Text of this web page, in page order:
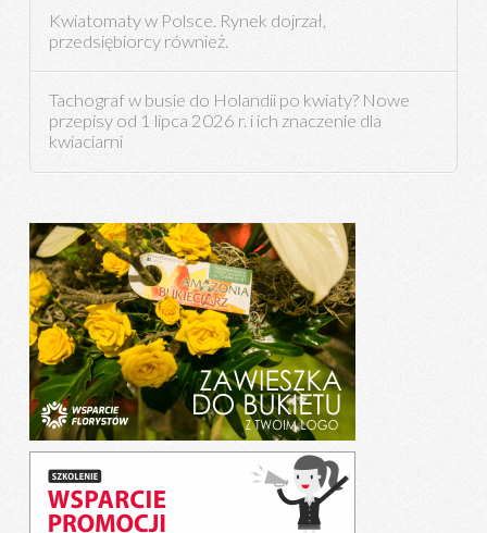
Kwiatomaty w Polsce. Rynek dojrzał,
przedsiębiorcy również.
Tachograf w busie do Holandii po kwiaty? Nowe
przepisy od 1 lipca 2026 r. i ich znaczenie dla
kwiaciarni